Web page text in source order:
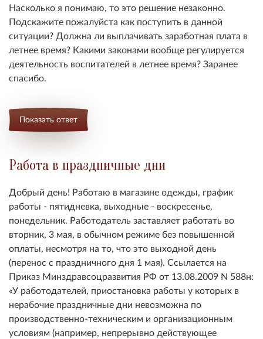
Насколько я понимаю, то это решение незаконно.
Подскажите пожалуйста как поступить в данной
ситуации? Должна ли выплачивать заработная плата в
летнее время? Какими законами вообще регулируется
деятельность воспитателей в летнее время? Заранее
спасибо.
Показать ответ
Работа в праздничные дни
Добрый день! Работаю в магазине одежды, график
работы - пятидневка, выходные - воскресенье,
понедельник. Работодатель заставляет работать во
вторник, 3 мая, в обычном режиме без повышенной
оплаты, несмотря на то, что это выходной день
(перенос с праздничного дня 1 мая). Ссылается на
Приказ Минздравсоцразвития РФ от 13.08.2009 N 588н:
«У работодателей, приостановка работы у которых в
нерабочие праздничные дни невозможна по
производственно-техническим и организационным
условиям (например, непрерывно действующее